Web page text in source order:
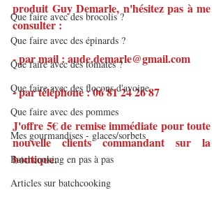
Que faire avec des brocolis ?
Que faire avec des épinards ?
Que faire avec des tomates ?
Que faire avec des flocons d'avoine
Que faire avec des pommes
Mes gourmandises - glaces/sorbets
Batchcooking en pas à pas
Articles sur batchcooking
produit Guy Demarle, n'hésitez pas à me
consulter :
- par mail : aude.demarle@gmail.com
- par téléphone : 06 81 24 26 87
J'offre 5€ de remise immédiate pour toute
nouvelle clients commandant sur la
boutique.